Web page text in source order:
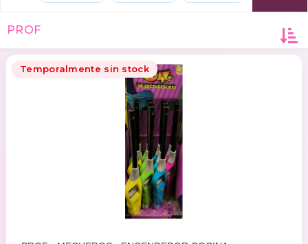
PROF
Temporalmente sin stock